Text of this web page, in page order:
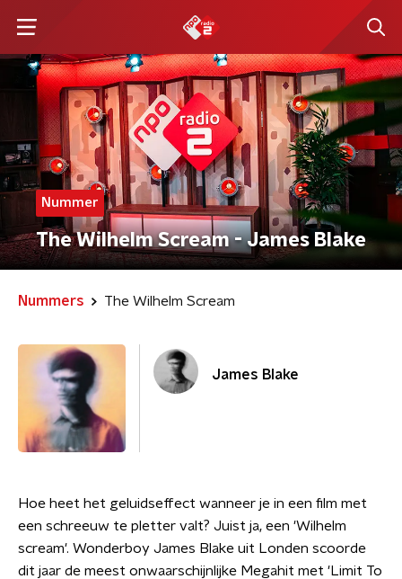
Nummer
The Wilhelm Scream - James Blake
Nummers The Wilhelm Scream
James Blake
Hoe heet het geluidseffect wanneer je in een film met
een schreeuw te pletter valt? Juist ja, een 'Wilhelm
scream'. Wonderboy James Blake uit Londen scoorde
dit jaar de meest onwaarschijnlijke Megahit met 'Limit To